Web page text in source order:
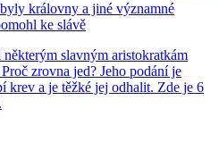
královny a jiné významné
ke slávě
některým slavným aristokratkám
zrovna jed? Jeho podání je
krev a je těžké jej odhalit. Zde je 6